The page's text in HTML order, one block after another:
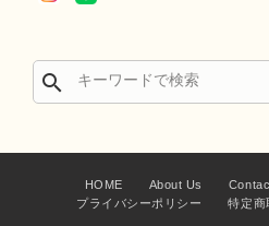
search
HOME About Us
プライバシーポリシー
特定商